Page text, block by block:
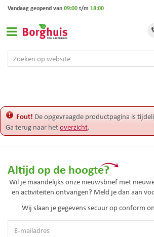
e
t
Vandaag geopend van09:00t/m 18:00
Fout! De opgevraagde productpagina is
Ga terug naar hetoverzicht.
Altijd op de hoogte?
Wil je maandelijks onze nieuwsbrief met
en activiteiten ontvangen? Meld je dan aan
Wij slaan je gegevens secuur op conform